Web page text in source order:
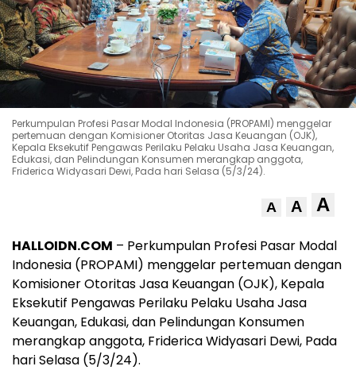
Perkumpulan Profesi Pasar Modal Indonesia (PROPAMI) menggelar
pertemuan dengan Komisioner Otoritas Jasa Keuangan (OJK),
Kepala Eksekutif Pengawas Perilaku Pelaku Usaha Jasa Keuangan,
Edukasi, dan Pelindungan Konsumen merangkap anggota,
Friderica Widyasari Dewi, Pada hari Selasa (5/3/24).
A A A
HALLOIDN.COM – Perkumpulan Profesi Pasar Modal
Indonesia (PROPAMI) menggelar pertemuan dengan
Komisioner Otoritas Jasa Keuangan (OJK), Kepala
Eksekutif Pengawas Perilaku Pelaku Usaha Jasa
Keuangan, Edukasi, dan Pelindungan Konsumen
merangkap anggota, Friderica Widyasari Dewi, Pada
hari Selasa (5/3/24).